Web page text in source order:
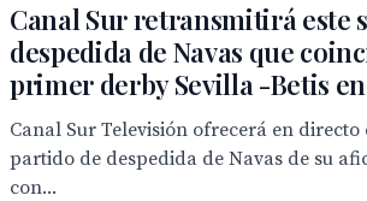
Canal Sur retransmitirá este
despedida de Navas que
primer derby Sevilla -Betis
Canal Sur Televisión ofrecerá en directo
partido de despedida de Navas de su
con...